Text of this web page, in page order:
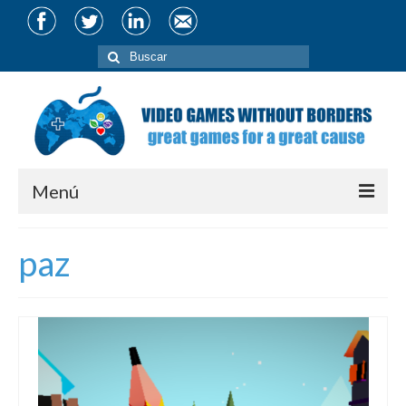
Buscar
por:
Menú
Partners
Projects
CIVIS Conference
paz